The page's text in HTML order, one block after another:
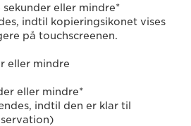
eller mindre*
indtil kopieringsikonet vises
på touchscreenen.
eller mindre
eller mindre*
indtil den er klar til